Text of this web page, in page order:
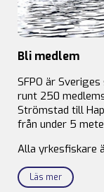
Bli medlem
SFPO är
runt 250
Strömstad till
från under 5
Alla yrkesfiskare
Läs mer